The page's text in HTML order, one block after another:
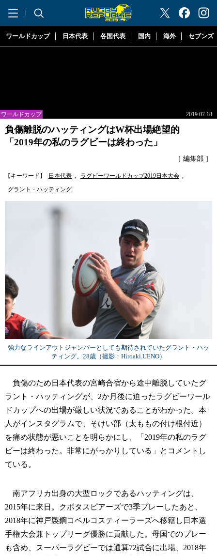
"ラグビーリパブリック"
ワールドカップ 日本代表 各国代表 国内 海外 セブンズ
ワールドカップ 2019.07.18
負傷離脱のハッティングはW杯出場絶望的
「2019年の私のラグビーは終わった」
［ 編集部 ］
【キーワード】 日本代表 , ラグビーワールドカップ2019日本大会 ,
グラント・ハッティング
強力なラインアウトジャンパーとしても期待されていたグラント・ハッ
ティング。28歳（撮影：Hiroaki.UENO）
負傷のため日本代表の宮崎合宿から途中離脱していたグ
ラント・ハッティングが、2か月後に迫ったラグビーワール
ドカップへの出場が厳しい状況であることがわかった。本
人がインスタグラムで、そけい部（太ももの付け根付近）
を痛め状態が悪いことを明らかにし、「2019年の私のラグ
ビーは終わった。非常にがっかりしている」とコメントし
ている。
南アフリカ出身の大型ロックであるハッティングは、
2015年に来日。クボタスピアーズで3季プレーしたあと、
2018年に神戸製鋼コベルコスティーラーズへ移籍し日本選
手権大会兼トップリーグ優勝に貢献した。母国でのプレー
も含め、スーパーラグビーでは通算72試合に出場、2018年